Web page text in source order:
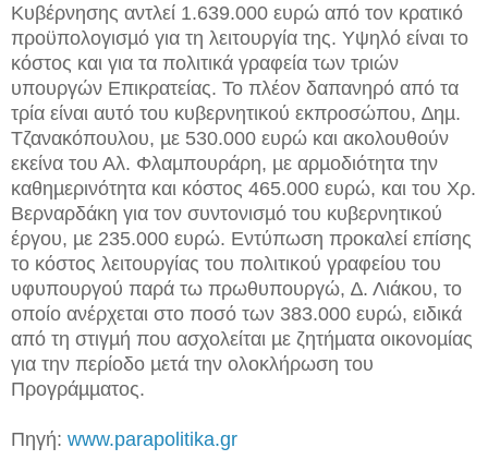
Κυβέρνησης αντλεί 1.639.000 ευρώ από τον κρατικό
προϋπολογισµό για τη λειτουργία της. Υψηλό είναι το
κόστος και για τα πολιτικά γραφεία των τριών
υπουργών Επικρατείας. Το πλέον δαπανηρό από τα
τρία είναι αυτό του κυβερνητικού εκπροσώπου, ∆ηµ.
Τζανακόπουλου, µε 530.000 ευρώ και ακολουθούν
εκείνα του Αλ. Φλαµπουράρη, µε αρµοδιότητα την
καθηµερινότητα και κόστος 465.000 ευρώ, και του Χρ.
Βερναρδάκη για τον συντονισµό του κυβερνητικού
έργου, µε 235.000 ευρώ. Εντύπωση προκαλεί επίσης
το κόστος λειτουργίας του πολιτικού γραφείου του
υφυπουργού παρά τω πρωθυπουργώ, ∆. Λιάκου, το
οποίο ανέρχεται στο ποσό των 383.000 ευρώ, ειδικά
από τη στιγµή που ασχολείται µε ζητήµατα οικονοµίας
για την περίοδο µετά την ολοκλήρωση του
Προγράµµατος.
Πηγή: www.parapolitika.gr